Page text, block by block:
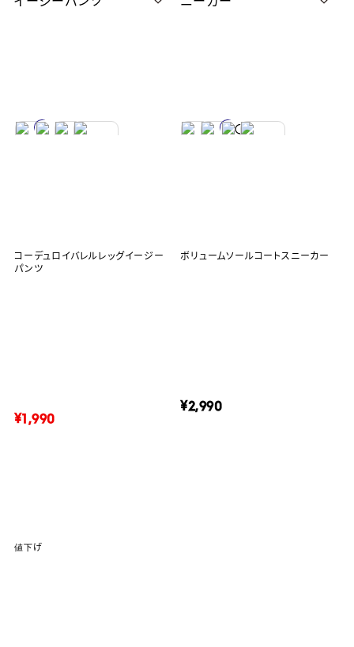
コーデュロイバレルレッグイージー
パンツ
¥1,990
値下げ
ボリュームソールコートスニーカー
¥2,990